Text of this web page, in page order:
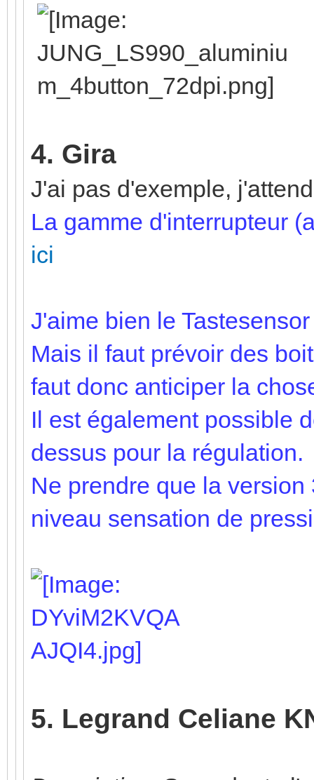
4. Gira
J'ai pas d'exemple,
La gamme d'interrupteur
ici
J'aime bien le
Mais il faut prévoir des
faut donc anticiper la
Il est également possible
dessus pour la régulation.
Ne prendre que la
niveau sensation de
5. Legrand Celiane